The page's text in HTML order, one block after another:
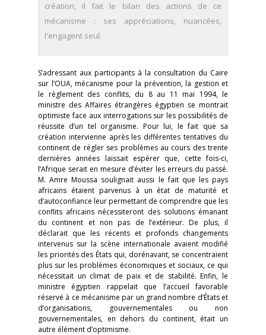
création, il fait le bilan des actions de ce
mécanisme : ses appréciations, nuancées,
l'engagent seul.
S’adressant aux participants à la consultation du Caire
sur l’OUA, mécanisme pour la prévention, la gestion et
le règlement des conflits, du 8 au 11 mai 1994, le
ministre des Affaires étrangères égyptien se montrait
optimiste face aux interrogations sur les possibilités de
réussite d’un tel organisme. Pour lui, le fait que sa
création intervienne après les différentes tentatives du
continent de régler ses problèmes au cours des trente
dernières années laissait espérer que, cette fois-ci,
l’Afrique serait en mesure d’éviter les erreurs du passé.
M. Amre Moussa soulignait aussi le fait que les pays
africains étaient parvenus à un état de maturité et
d’autoconfiance leur permettant de comprendre que les
conflits africains nécessiteront des solutions émanant
du continent et non pas de l’extérieur. De plus, il
déclarait que les récents et profonds changements
intervenus sur la scène internationale avaient modifié
les priorités des États qui, dorénavant, se concentraient
plus sur les problèmes économiques et sociaux, ce qui
nécessitait un climat de paix et de stabilité. Enfin, le
ministre égyptien rappelait que l’accueil favorable
réservé à ce mécanisme par un grand nombre d’États et
d’organisations, gouvernementales ou non
gouvernementales, en dehors du continent, était un
autre élément d’optimisme.